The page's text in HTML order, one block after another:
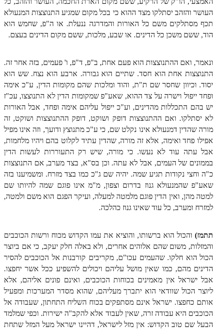
ספר הזוהר – ויקרא
ספר הזוהר הקדוש זוהר ויקרא השקפה
זוהר צו מתחילים
זוהר צו מתקדמים
פרשת שמיני מתחילים
פרשת שמיני מתקדמים
ספר הזוהר פרשת תזריע למתחילים
ספר הזוהר פרשת תזריע למתקדמים
זוהר מצורע מתחילים
זוהר מצורע למתקדמים
זוהר אחרי מות למתחילים
הזוהר הקדוש – קדושים למתחילים
הזוהר הקדוש – קדושים למתקדמים
ספר הזוהר אמור השקפה
ספר הזוהר אמור מתקדמים
הזוהר הקדוש פרשת בהר למתחילים
העושר והזהב יסתלקו מצד ההוא כי בכל מקום שמגיע התנוצצות המנעולא
תכף מסתלקים משם כל האורות והמדרגה ננעלת. או ה"פ, שחמש הוא
הוד, ששם משכן כל הדינים. או שבע, מלכות, ששם מקום הדינים בעצם.
ונאמר, ואם ההתנוצצות הוא פעם אחת, ב"פ, ד"פ, ו' פעמים, בזה אחר זה.
התנוצצות אחת הוא חסד. שתיים הוא גבורה. ארבע הוא נצח. שש הוא
יסוד. וכיוון שחסר שם ת"ת, והוד ומלכות שהם מקומות הדין, ע"כ אימה
ופחד ייפול וישרה על צד ההוא, שאע"פ שמקומות הדין לא התנוצצו, עכ"ז
יש בהם התכללות מהדינים, וע"כ ייפול עליהם אימה ופחד, אבל האורות
לא יסתלקו. ואם ההתנוצצות דופק ושוקט, דופק ההתנוצצות ושוקט, זה
מורה שהדין דמנעולא אינו נקלט שם, כי ע"כ מתנוצץ ודועך, וזה אינו מפיל
אפילו פחד ואימה, אלא זה מורה, שהדין עתיד לקלוט בהם ויהיו מלחמות,
אבל עתה עוד לא נעשו. כי מורה, שיש רק התעוררות לעשות הדין
בממונים של העמים, אבל לא עתה. וכן בס"א, בצד מערב, אם התנוצצות
כ"ה וחצי נקודות תגיע שמה. יהיה שם ג"כ כמו בצד מזרח. ומשמיענו בזה
שאע"פ שהמנעולא גנוז בדרום וצפון, מ"מ אינו פוגם שמה להיותו שם
למטה מהן, ואין הדין פוגם מלמטה למעלה, ועיקר הפגם הוא משם ולמטה,
למזרח ומערב, כל עוד שאינו גנוז כהלכה.
תתמז) והכול הוא ברשותו, והוציא את עמו הקדוש מכוח ורשות הכוכבים
והמזלות, משום שהם אלוהים אחרים, ולא באלה חלק יעקב, כי אם ביוצר
הכול הוא חלקו. שהעמים עכו"ם, מקריבים קורבנות אל הכוכבים להסיר
הדינים מהם, כמו שאין מושל עליהם ויכולים להשפיע ככל אשר יחפצו.
אבל ישראל אין מאמינים בכוחות הכוכבים, ואינם פונים אליהם, אלא
ליוצר הכול שוודאי הוא יתברך מעליהם, שהוא מסדר המערכות ומפעיל
אותם כחפצו. ישראל אינם מסתפקים בכוח השליח התחתון, שעבודה אל
הכוכבים היא עבודה זרה, שאין לעבוד אלא להקב"ה ישירות. וכפי שמלמד
הבעל שם טוב הקדוש: אין מזל לישראל, דהיינו ישראל מעל המזל שתחת